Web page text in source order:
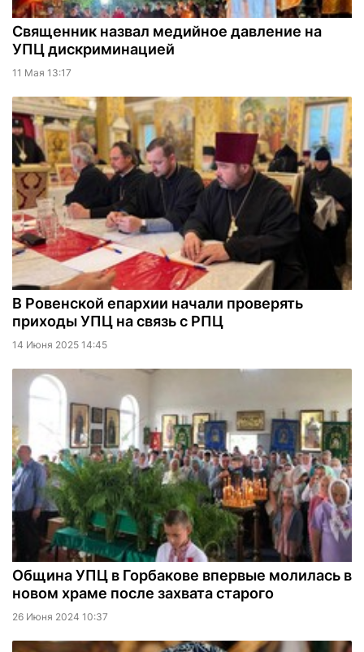
Священник назвал медийное давление на
УПЦ дискриминацией
11 Мая 13:17
В Ровенской епархии начали проверять
приходы УПЦ на связь с РПЦ
14 Июня 2025 14:45
Община УПЦ в Горбакове впервые молилась в
новом храме после захвата старого
26 Июня 2024 10:37